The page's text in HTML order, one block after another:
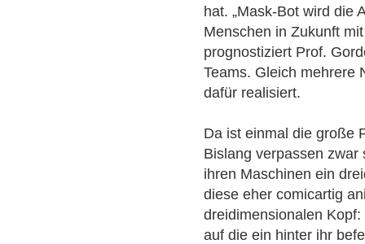
hat. „Mask-Bot wird die
Menschen in Zukunft
prognostiziert Prof.
Teams. Gleich mehrere
dafür realisiert.
Da ist einmal die große
Bislang verpassen
ihren Maschinen ein
diese eher comicartig
dreidimensionalen
auf die ein hinter ihr